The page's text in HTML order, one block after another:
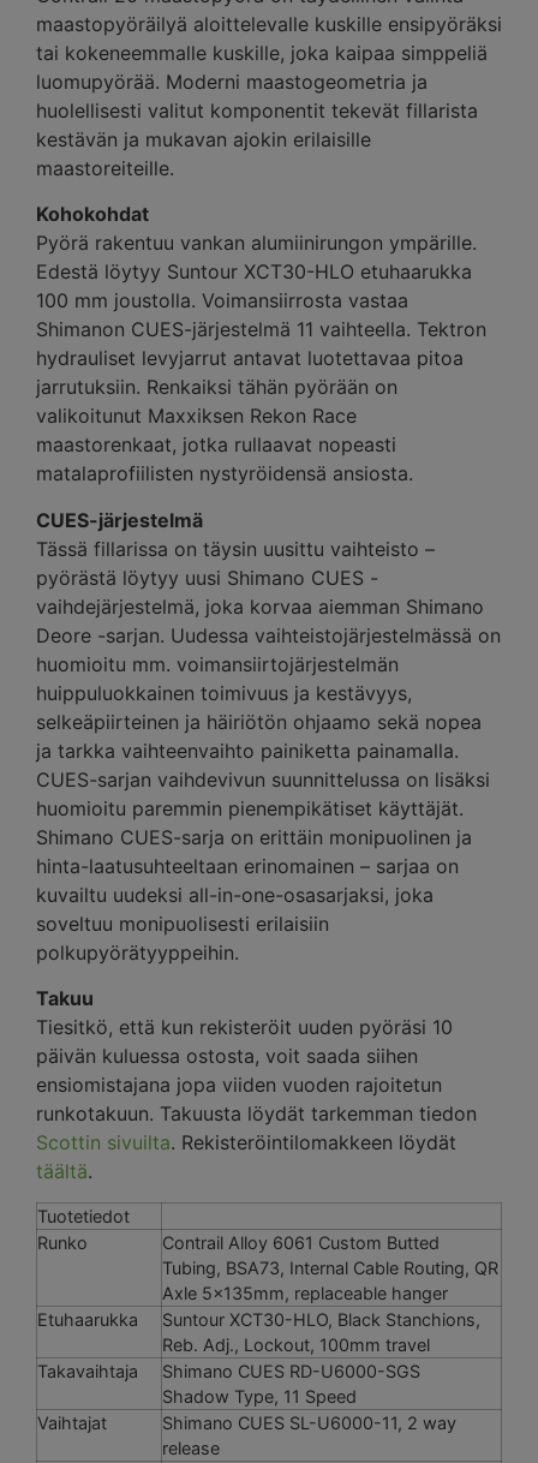
maastopyöräilyä aloittelevalle kuskille ensipyöräksi
tai kokeneemmalle kuskille, joka kaipaa simppeliä
luomupyörää. Moderni maastogeometria ja
huolellisesti valitut komponentit tekevät fillarista
kestävän ja mukavan ajokin erilaisille
maastoreiteille.
Kohokohdat
Pyörä rakentuu vankan alumiinirungon ympärille.
Edestä löytyy Suntour XCT30-HLO etuhaarukka
100 mm joustolla. Voimansiirrosta vastaa
Shimanon CUES-järjestelmä 11 vaihteella. Tektron
hydrauliset levyjarrut antavat luotettavaa pitoa
jarrutuksiin. Renkaiksi tähän pyörään on
valikoitunut Maxxiksen Rekon Race
maastorenkaat, jotka rullaavat nopeasti
matalaprofiilisten nystyröidensä ansiosta.
CUES-järjestelmä
Tässä fillarissa on täysin uusittu vaihteisto –
pyörästä löytyy uusi Shimano CUES -
vaihdejärjestelmä, joka korvaa aiemman Shimano
Deore -sarjan. Uudessa vaihteistojärjestelmässä on
huomioitu mm. voimansiirtojärjestelmän
huippuluokkainen toimivuus ja kestävyys,
selkeäpiirteinen ja häiriötön ohjaamo sekä nopea
ja tarkka vaihteenvaihto painiketta painamalla.
CUES-sarjan vaihdevivun suunnittelussa on lisäksi
huomioitu paremmin pienempikätiset käyttäjät.
Shimano CUES-sarja on erittäin monipuolinen ja
hinta-laatusuhteeltaan erinomainen – sarjaa on
kuvailtu uudeksi all-in-one-osasarjaksi, joka
soveltuu monipuolisesti erilaisiin
polkupyörätyyppeihin.
Takuu
Tiesitkö, että kun rekisteröit uuden pyöräsi 10
päivän kuluessa ostosta, voit saada siihen
ensiomistajana jopa viiden vuoden rajoitetun
runkotakuun. Takuusta löydät tarkemman tiedon
Scottin sivuilta. Rekisteröintilomakkeen löydät
täältä.
Tuotetiedot
Runko
Contrail Alloy 6061 Custom Butted
Tubing, BSA73, Internal Cable Routing, QR
Axle 5x135mm, replaceable hanger
Etuhaarukka
Suntour XCT30-HLO, Black Stanchions,
Reb. Adj., Lockout, 100mm travel
Takavaihtaja
Shimano CUES RD-U6000-SGS
Shadow Type, 11 Speed
Vaihtajat
Shimano CUES SL-U6000-11, 2 way
release